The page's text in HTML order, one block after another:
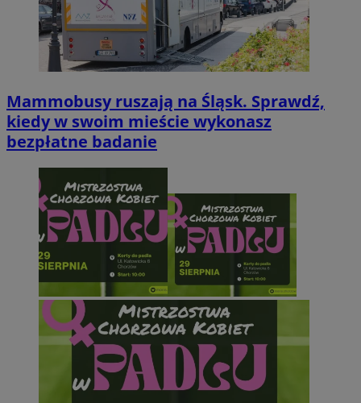
Mammobusy ruszają na Śląsk. Sprawdź,
kiedy w swoim mieście wykonasz
bezpłatne badanie